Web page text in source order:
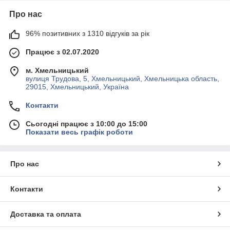
Про нас
96% позитивних з 1310 відгуків за рік
Працює з 02.07.2020
м. Хмельницький
вулиця Трудова, 5, Хмельницький, Хмельницька область,
29015, Хмельницький, Україна
Контакти
Сьогодні працює з 10:00 до 15:00
Показати весь графік роботи
Про нас
Контакти
Доставка та оплата